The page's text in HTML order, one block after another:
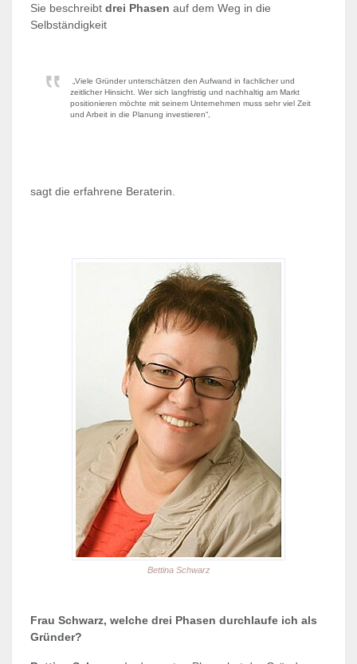
Sie beschreibtdrei Phasen auf dem Weg in die
Selbständigkeit
„Viele Gründer unterschätzen den Aufwand in fachlicher und
zeitlicher Hinsicht. Wer sich langfristig und nachhaltig am Markt
positionieren möchte mit seinem Unternehmen muss sehr viel Zeit
und Arbeit in die Planung investieren“,
sagt die erfahrene Beraterin.
Bettina Schwarz
Frau Schwarz, welche drei Phasen durchlaufe ich als
Gründer?